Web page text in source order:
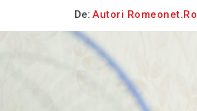
De: Autori Romeonet.ro